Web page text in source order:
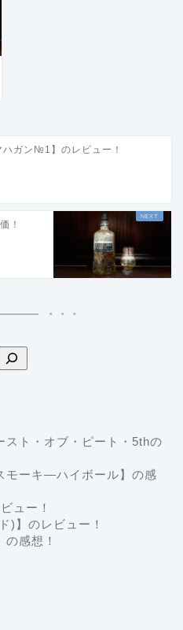
ハガン№1】のレビュー！
！
スト・オブ・ピート・5thの
モーキ―ハイボール】の感
ュー！
)】のレビュー！
の感想！